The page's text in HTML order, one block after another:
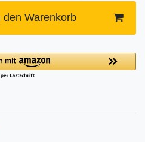
den Warenkorb